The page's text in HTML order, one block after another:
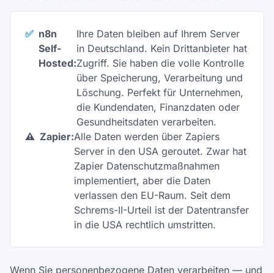
✅ n8n
Self-
Hosted:
Ihre Daten bleiben auf Ihrem Server
in Deutschland. Kein Drittanbieter hat
Zugriff. Sie haben die volle Kontrolle
über Speicherung, Verarbeitung und
Löschung. Perfekt für Unternehmen,
die Kundendaten, Finanzdaten oder
Gesundheitsdaten verarbeiten.
⚠️ Zapier:Alle Daten werden über Zapiers
Server in den USA geroutet. Zwar hat
Zapier Datenschutzmaßnahmen
implementiert, aber die Daten
verlassen den EU-Raum. Seit dem
Schrems-II-Urteil ist der Datentransfer
in die USA rechtlich umstritten.
Wenn Sie personenbezogene Daten verarbeiten — und